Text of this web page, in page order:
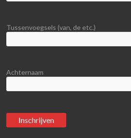
Tussenvoegsels (van, de etc.)
Achternaam